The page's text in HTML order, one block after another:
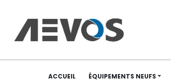
ACCUEIL ÉQUIPEMENTS NEUFS